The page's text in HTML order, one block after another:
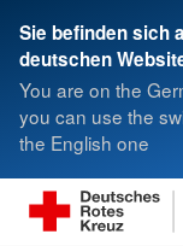
Sie befinden sich
deutschen
You are on the
you can use the
the English one
Suche